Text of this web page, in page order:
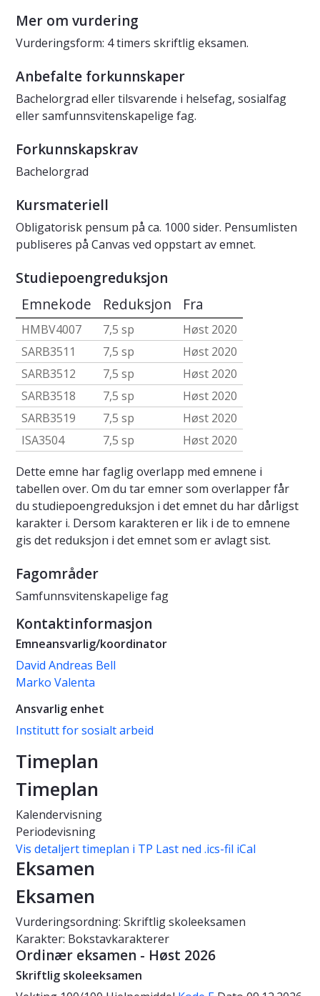
Mer om vurdering
Vurderingsform: 4 timers skriftlig eksamen.
Anbefalte forkunnskaper
Bachelorgrad eller tilsvarende i helsefag, sosialfag
eller samfunnsvitenskapelige fag.
Forkunnskapskrav
Bachelorgrad
Kursmateriell
Obligatorisk pensum på ca. 1000 sider. Pensumlisten
publiseres på Canvas ved oppstart av emnet.
Studiepoengreduksjon
Emnekode Reduksjon Fra
HMBV4007 7,5 sp
Høst 2020
SARB3511
7,5 sp
Høst 2020
SARB3512
7,5 sp
Høst 2020
SARB3518
7,5 sp
Høst 2020
SARB3519
7,5 sp
Høst 2020
ISA3504
7,5 sp
Høst 2020
Dette emne har faglig overlapp med emnene i
tabellen over. Om du tar emner som overlapper får
du studiepoengreduksjon i det emnet du har dårligst
karakter i. Dersom karakteren er lik i de to emnene
gis det reduksjon i det emnet som er avlagt sist.
Fagområder
Samfunnsvitenskapelige fag
Kontaktinformasjon
Emneansvarlig/koordinator
David Andreas Bell
Marko Valenta
Ansvarlig enhet
Institutt for sosialt arbeid
Timeplan
Timeplan
Kalendervisning
Periodevisning
Vis detaljert timeplan i TP Last ned .ics-fil iCal
Eksamen
Eksamen
Vurderingsordning: Skriftlig skoleeksamen
Karakter: Bokstavkarakterer
Ordinær eksamen - Høst 2026
Skriftlig skoleeksamen